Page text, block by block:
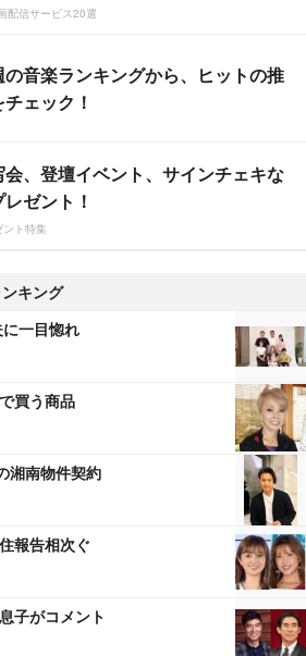
配信サービス20選
の音楽ランキングから、ヒットの推
ェック！
会、登壇イベント、サインチェキな
レゼント！
ント特集
キング
一目惚れ
買う商品
湘南物件契約
報告相次ぐ
子がコメント